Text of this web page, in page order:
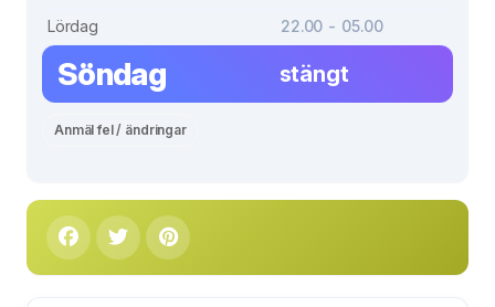
Lördag
22.00 - 05.00
Söndag stängt
Anmäl fel / ändringar